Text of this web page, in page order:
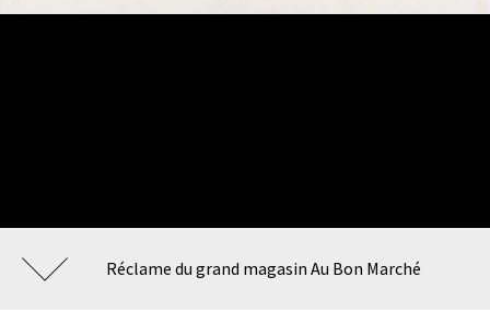
Réclame du grand magasin Au Bon Marché